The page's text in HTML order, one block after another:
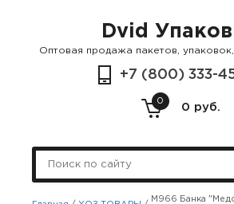
Dvid
Оптовая продажа пакетов,
+7 (800) 333-
0
0 руб.
М966 Банка